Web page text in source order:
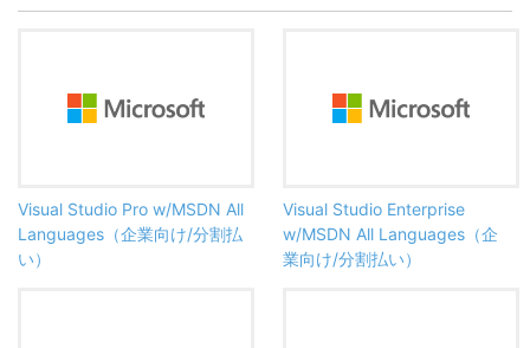
Visual Studio Pro w/MSDN All
Languages（企業向け/分割払
い）
Visual Studio Enterprise
w/MSDN All Languages（企
業向け/分割払い）